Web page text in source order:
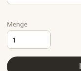
Menge